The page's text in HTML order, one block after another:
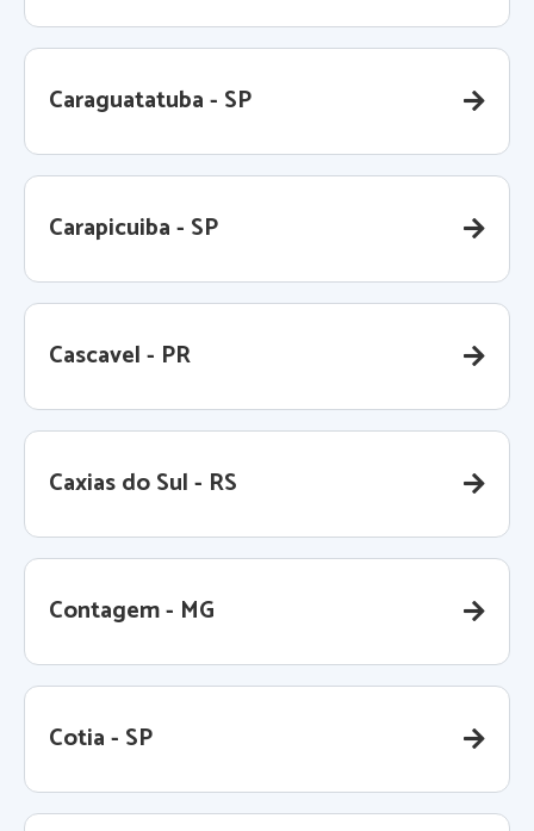
Caraguatatuba - SP
Carapicuiba - SP
Cascavel - PR
Caxias do Sul - RS
Contagem - MG
Cotia - SP